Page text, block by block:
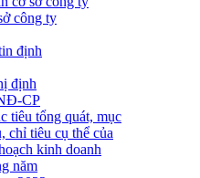
công ty
định
định
CP
tiêu tổng quát, mục
chỉ tiêu cụ thể của
kinh doanh
năm